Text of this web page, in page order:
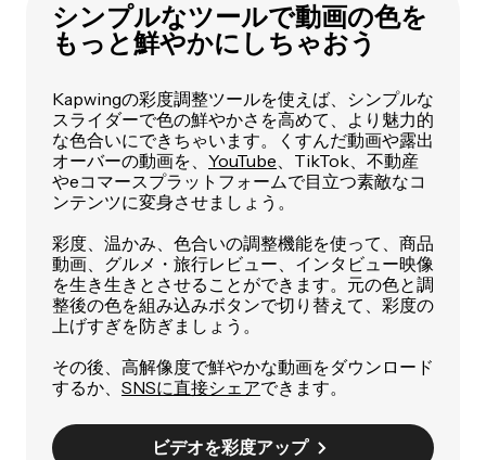
シンプルなツールで動画の色を
もっと鮮やかにしちゃおう
Kapwingの彩度調整ツールを使えば、シンプルな
スライダーで色の鮮やかさを高めて、より魅力的
な色合いにできちゃいます。くすんだ動画や露出
オーバーの動画を、 YouTube、TikTok、不動産
やeコマースプラットフォームで目立つ素敵なコ
ンテンツに変身させましょう。
彩度、温かみ、色合いの調整機能を使って、商品
動画、グルメ・旅行レビュー、インタビュー映像
を生き生きとさせることができます。元の色と調
整後の色を組み込みボタンで切り替えて、彩度の
上げすぎを防ぎましょう。
その後、高解像度で鮮やかな動画をダウンロード
するか、 SNSに直接シェアできます。
ビデオを彩度アップ